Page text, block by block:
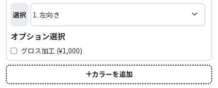
選択
オプション選択
グロス加工 (¥1,000)
カラーを追加